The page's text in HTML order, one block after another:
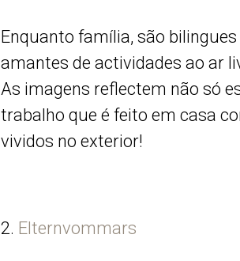
Enquanto família, são
amantes de actividades ao ar
As imagens reflectem não só
trabalho que é feito em casa
vividos no exterior!
2. Elternvommars